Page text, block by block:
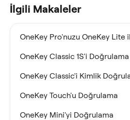
İlgili Makaleler
OneKey Pro'nuzu OneKey Lite
OneKey Classic 1S'i Doğrulama
OneKey Classic'i Kimlik
OneKey Touch'u Doğrulama
OneKey Mini'yi Doğrulama